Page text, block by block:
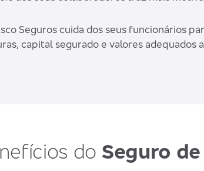
Seguros cuida dos seus funcionários
capital segurado e valores adequados
do Seguro